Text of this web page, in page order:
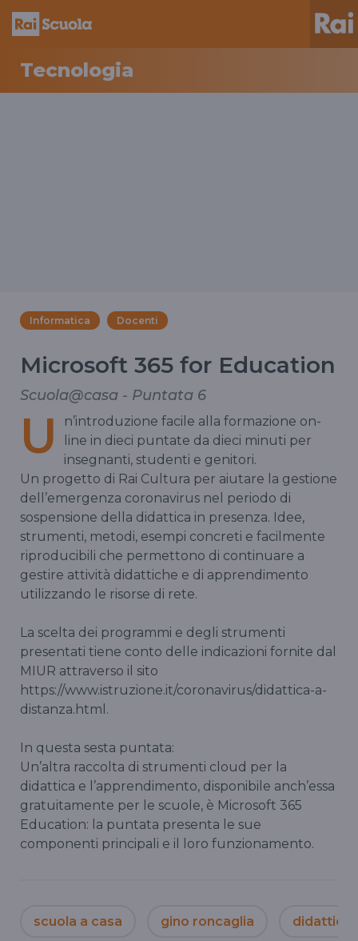
Tecnologia
Informatica Docenti
Microsoft 365 for Education
Scuola@casa - Puntata 6
U
n’introduzione facile alla formazione on-
line in dieci puntate da dieci minuti per
insegnanti, studenti e genitori.
Un progetto di Rai Cultura per aiutare la gestione
dell’emergenza coronavirus nel periodo di
sospensione della didattica in presenza. Idee,
strumenti, metodi, esempi concreti e facilmente
riproducibili che permettono di continuare a
gestire attività didattiche e di apprendimento
utilizzando le risorse di rete.
La scelta dei programmi e degli strumenti
presentati tiene conto delle indicazioni fornite dal
MIUR attraverso il sito
https://www.istruzione.it/coronavirus/didattica-a-
distanza.html.
In questa sesta puntata:
Un’altra raccolta di strumenti cloud per la
didattica e l’apprendimento, disponibile anch’essa
gratuitamente per le scuole, è Microsoft 365
Education: la puntata presenta le sue
componenti principali e il loro funzionamento.
scuola a casa gino roncaglia didattica